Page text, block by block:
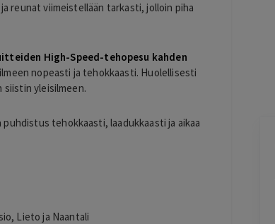
reunat viimeistellään tarkasti, jolloin piha
High-Speed-tehopesu kahden
nopeasti ja tehokkaasti. Huolellisesti
yleisilmeen.
tehokkaasti, laadukkaasti ja aikaa
Lieto ja Naantali